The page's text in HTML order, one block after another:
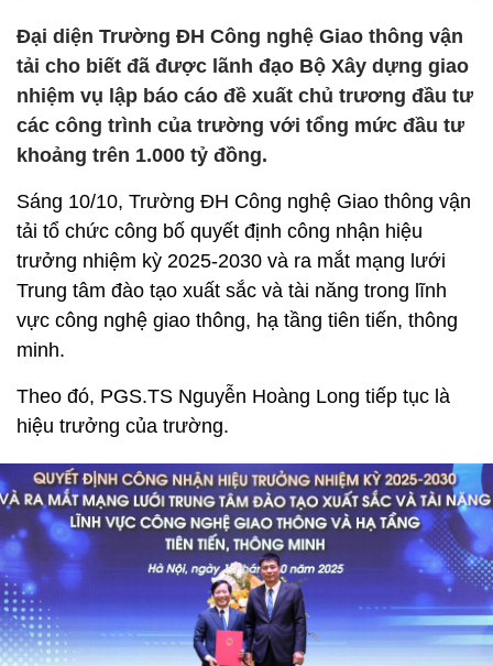
Đại diện Trường ĐH Công nghệ Giao thông vận
tải cho biết đã được lãnh đạo Bộ Xây dựng giao
nhiệm vụ lập báo cáo đề xuất chủ trương đầu tư
các công trình của trường với tổng mức đầu tư
khoảng trên 1.000 tỷ đồng.
Sáng 10/10, Trường ĐH Công nghệ Giao thông vận
tải tổ chức công bố quyết định công nhận hiệu
trưởng nhiệm kỳ 2025-2030 và ra mắt mạng lưới
Trung tâm đào tạo xuất sắc và tài năng trong lĩnh
vực công nghệ giao thông, hạ tầng tiên tiến, thông
minh.
Theo đó, PGS.TS Nguyễn Hoàng Long tiếp tục là
hiệu trưởng của trường.